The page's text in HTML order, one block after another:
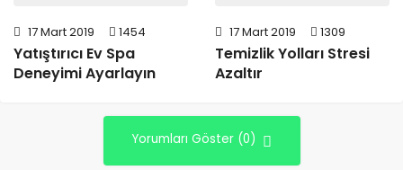
17 Mart 2019 1454
Yatıştırıcı Ev Spa
Deneyimi Ayarlayın
17 Mart 2019 1309
Temizlik Yolları Stresi
Azaltır
Yorumları Göster (0)